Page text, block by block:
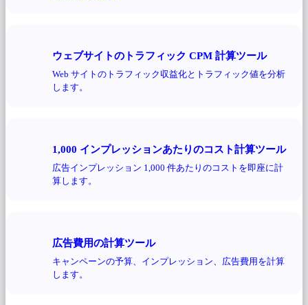
ウェブサイトのトラフィック CPM 計算ツール
Web サイトのトラフィック収益化とトラフィック値を分析
します。
1,000 インプレッションあたりのコスト計算ツール
広告インプレッション 1,000 件あたりのコストを即座に計
算します。
広告費用の計算ツール
キャンペーンの予算、インプレッション、広告費用を計算
します。